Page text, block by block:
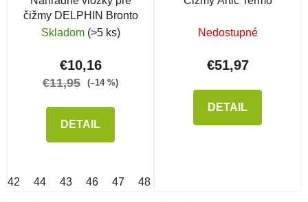
čižmy DELPHIN Bronto
Skladom (>5 ks)
€10,16
€11,95 (–14 %)
DETAIL
42 44 43 46 47 48
Nedostupné
€51,97
DETAIL